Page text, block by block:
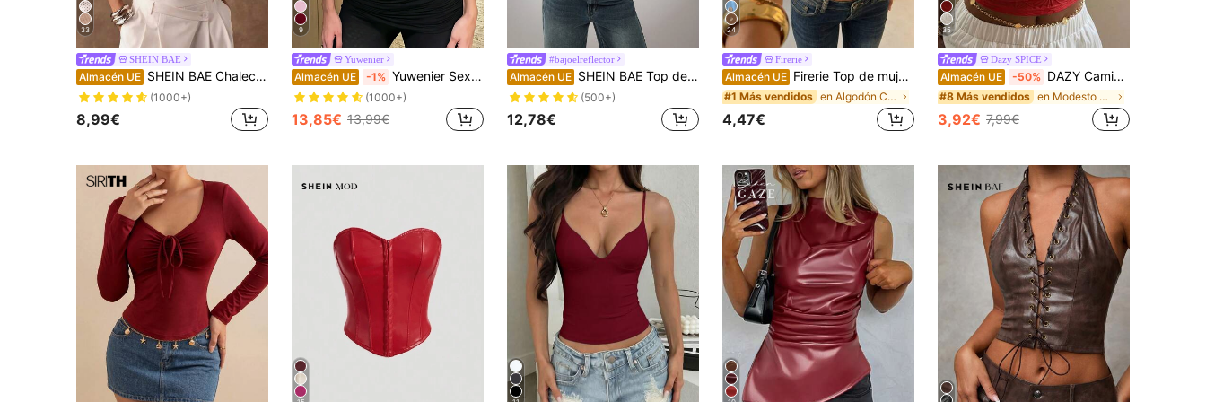
33
SHEIN BAE
Almacén UE SHEIN BAE Chaleco casual de verano para mujer decorado con cuentas
(1000+)
8,99€
9
Yuwenier
Almacén UE -1% Yuwenier Sexy & Elegante Top Corsé de unicolor con Ballenas y Espalda con Cordones, Efecto Moldeador Top Tubo Corto Verano Rojo, Noche de Cita
(1000+)
13,85€ 13,99€
#bajoelreflector
Almacén UE SHEIN BAE Top de tanque de disfraz de corsé y sujetador sexy de PU burdeos vintage para mujer, sujetador push up, sujetador sexy rojo, invierno
(500+)
12,78€
24
Firerie
Almacén UE Firerie Top de mujer con escote en V profundo y espalda descubierta, top corto con remaches, gris oscuro, verano, retro de los 70, noche, fiesta, vacaciones, festival de música, bohemio, playa, Y2K
#1 Más vendidos en Algodón Camisetas sin mangas y camisetas sin ma
4,47€
35
Dazy SPICE
Almacén UE -50% DAZY Camiseta de tirantes ajustada con textura de jacquard plisada para mujer, adecuada para uso diario Y2K
#8 Más vendidos en Modesto y elegante Tops, blusas y camisetas de
3,92€ 7,99€